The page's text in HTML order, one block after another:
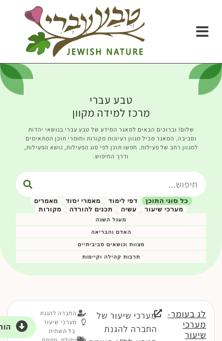
טבע עברי
מרכז למידה מקוון
שלום! וברוכים הבאים למאגר המידע של טבע עברי בנושאי יהדות
וסביבה. המאגר מכיל מגוון רעיונות מקורות וחומרי תוכן המתאימים
למגוון רחב של פעילות. חפשו תוכן לפי סוג הפעילות, נושא הפעילות,
ודרך החיפוש.
דפי לימוד מאמרי יסוד
מאמרים
מערכי שיעור
עשיה תכנים להורדה מקורות
כל סוגי התוכן
מעגל השנה
האדם והבריאה
מצוות ונושאים סביביתיים
תרבות קהילה וקיימות
לג בעומר-
מערכי
שיעור
מערכי שיעור של
החברה להגנת
החברה להגנת
מערכי שיעור
בל תשחית